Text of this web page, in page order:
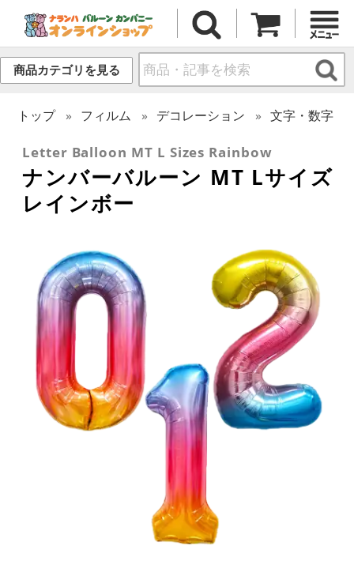
商品カテゴリを見る
トップ フィルム デコレーション 文字・数字
Letter Balloon MT L Sizes Rainbow
ナンバーバルーン MT Lサイズ
レインボー